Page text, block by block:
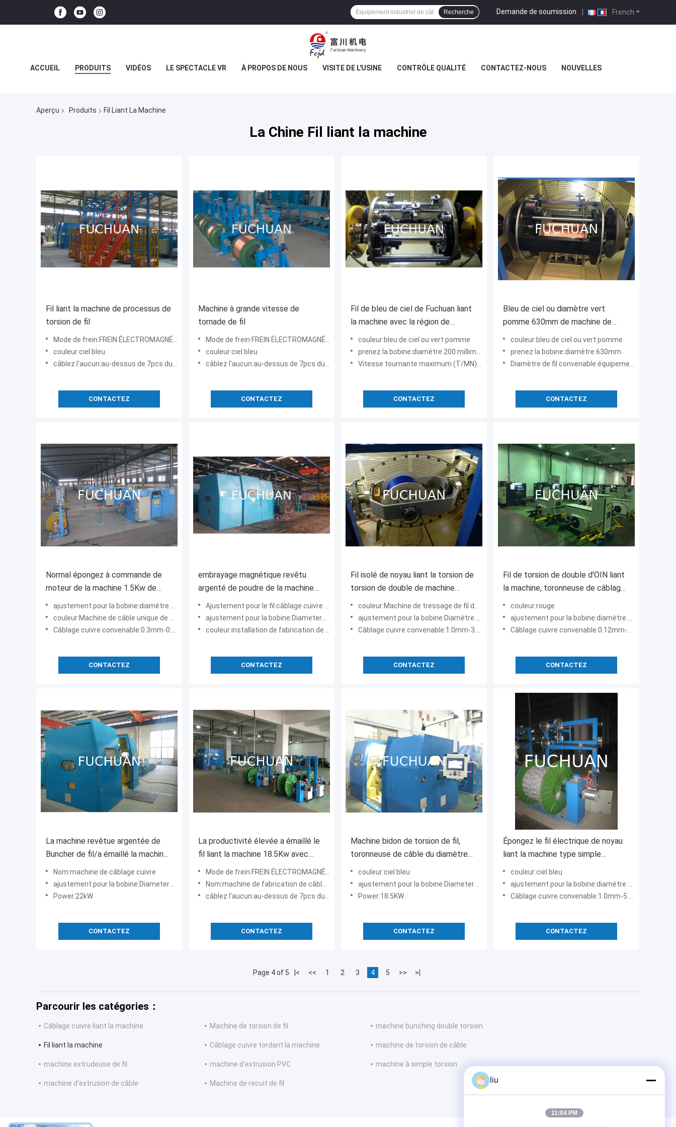
French
Demande de soumission |
Recherche
ACCUEIL PRODUITS VIDÉOS LE SPECTACLE VR À PROPOS DE NOUS VISITE DE L'USINE CONTRÔLE QUALITÉ CONTACTEZ-NOUS NOUVELLES
Aperçu Produits Fil Liant La Machine
La Chine Fil liant la machine
Fil liant la machine de processus de
torsion de fil
Mode de frein:FREIN ÉLECTROMAGNÉTIQUE
couleur:ciel bleu
câblez l'aucun:au-dessus de 7pcs du fil de cuivre
CONTACTEZ
Machine à grande vitesse de
tornade de fil
Mode de frein:FREIN ÉLECTROMAGNÉTIQUE
couleur:ciel bleu
câblez l'aucun:au-dessus de 7pcs du fil de cuivre
CONTACTEZ
Fil de bleu de ciel de Fuchuan liant
la machine avec la région de
section de toronnage 0,0014 à
0.035mm2
couleur:bleu de ciel ou vert pomme
prenez la bobine:diamètre 200 millimètres
Vitesse tournante maximum (T/MN):5000rpm (10000TPM)
CONTACTEZ
Bleu de ciel ou diamètre vert
pomme 630mm de machine de
tornade de fil
couleur:bleu de ciel ou vert pomme
prenez la bobine:diamètre 630mm
Diamètre de fil convenable:équipement industriel de câble de 0.16-0.64mm
CONTACTEZ
Normal épongez à commande de
moteur de la machine 1.5Kw de
Buncher de fil le contrôle de
tension pneumatique
ajustement pour la bobine:diamètre maximum 630mm
couleur:Machine de câble unique de bleu de ciel
Câblage cuivre convenable:0.3mm-0.7mm
CONTACTEZ
embrayage magnétique revêtu
argenté de poudre de la machine
20Kgf de tornade du fil φ2.14
Ajustement pour le fil:câblage cuivre de fil de noyau
ajustement pour la bobine:Diameter1250mm
couleur:installation de fabrication de câble de bleu de ciel
CONTACTEZ
Fil isolé de noyau liant la torsion de
torsion de double de machine
câblant librement l'équipement
couleur:Machine de tressage de fil de bleu de ciel
ajustement pour la bobine:Diamètre 500mm
Câblage cuivre convenable:1.0mm-3.0mm
CONTACTEZ
Fil de torsion de double d'OIN liant
la machine, toronneuse de câblage
cuivre de 0.52mm
couleur:rouge
ajustement pour la bobine:diamètre 630mm
Câblage cuivre convenable:0.12mm-0.52mm
CONTACTEZ
La machine revêtue argentée de
Buncher de fil/a émaillé la machine
de tornade de fil
Nom:machine de câblage cuivre
ajustement pour la bobine:Diameter1250mm
Power:22kW
CONTACTEZ
La productivité élevée a émaillé le
fil liant la machine 18.5Kw avec
l'opération d'écran tactile
Mode de frein:FREIN ÉLECTROMAGNÉTIQUE
Nom:machine de fabrication de câblage cuivre
câblez l'aucun:au-dessus de 7pcs du fil de cuivre
CONTACTEZ
Machine bidon de torsion de fil,
toronneuse de câble du diamètre
1000mm
couleur:ciel bleu
ajustement pour la bobine:Diameter1000mm
Power:18.5KW
CONTACTEZ
Épongez le fil électrique de noyau
liant la machine type simple
d'Active d'axe
couleur:ciel bleu
ajustement pour la bobine:diamètre maximum 1000mm
Câblage cuivre convenable:1.0mm-5.0mm
CONTACTEZ
Page 4 of 5 |< << 1 2 3 4 5 >> >|
Parcourir les catégories：
Câblage cuivre liant la machine Machine de torsion de fil machine bunching double torsion
Fil liant la machine Câblage cuivre tordant la machine machine de torsion de câble
machine extrudeuse de fil machine d'extrusion PVC machine à simple torsion
machine d'extrusion de câble Machine de recuit de fil liu
11:04 PM